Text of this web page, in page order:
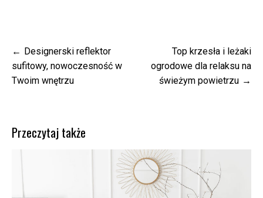
Nawigacja
wpisu
Designerski reflektor
sufitowy, nowoczesność w
Twoim wnętrzu
Top krzesła i leżaki
ogrodowe dla relaksu na
świeżym powietrzu
Przeczytaj także